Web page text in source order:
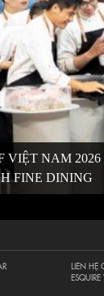
VIỆT NAM
FINE DINING
LIÊN HỆ